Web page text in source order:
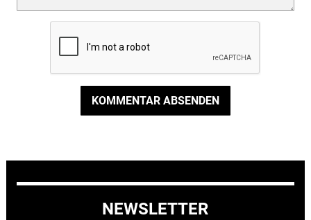
KOMMENTAR ABSENDEN
NEWSLETTER